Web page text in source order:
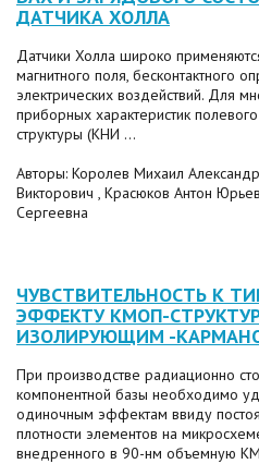
ДАТЧИКА ХОЛЛА
Датчики Холла широко
магнитного поля, бесконтактного
электрических воздействий. Для
приборных характеристик
структуры (КНИ ...
Авторы: Королев Михаил
Викторович , Красюков Антон
Сергеевна
ЧУВСТВИТЕЛЬНОСТЬ К
ЭФФЕКТУ КМОП-
ИЗОЛИРУЮЩИМ -
При производстве радиационно
компонентной базы необходимо
одиночным эффектам ввиду
плотности элементов на
внедренного в 90-нм объемную